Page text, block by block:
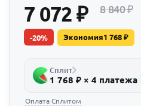
7 072₽ 8 840₽
-20% Экономия1 768₽
Сплит
1 768 ₽ × 4 платежа
Оплата Сплитом